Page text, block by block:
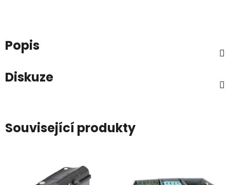
Popis
Diskuze
Související produkty